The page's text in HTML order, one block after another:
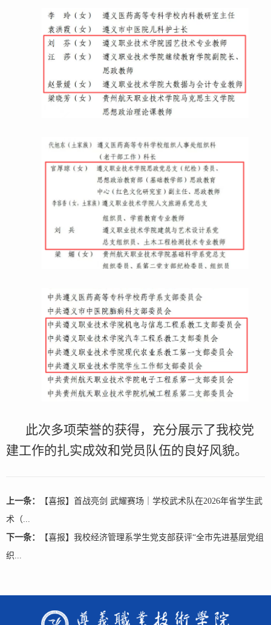
此次多项荣誉的获得，充分展示了我校党
建工作的扎实成效和党员队伍的良好风貌。
上一条：
【喜报】首战亮剑 武耀赛场｜学校武术队在2026年省学生武
术（...
下一条：
【喜报】我校经济管理系学生党支部获评“全市先进基层党组
织...